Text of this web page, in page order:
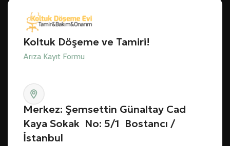
Koltuk Döşeme ve Tamiri!
Arıza Kayıt Formu
Merkez: Şemsettin Günaltay Cad
Kaya Sokak No: 5/1 Bostancı /
İstanbul